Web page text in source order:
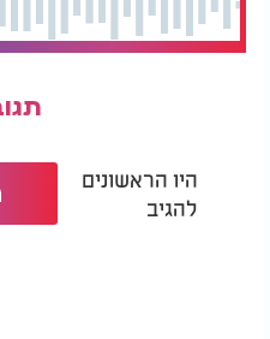
היו הראשונים
להגיב